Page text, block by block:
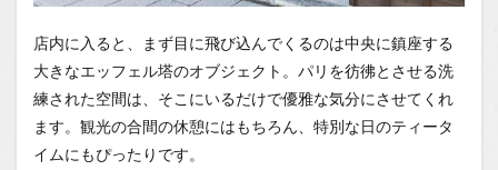
店内に入ると、まず目に飛び込んでくるのは中央に鎮座する
大きなエッフェル塔のオブジェクト。パリを彷彿とさせる洗
練された空間は、そこにいるだけで優雅な気分にさせてくれ
ます。観光の合間の休憩にはもちろん、特別な日のティータ
イムにもぴったりです。